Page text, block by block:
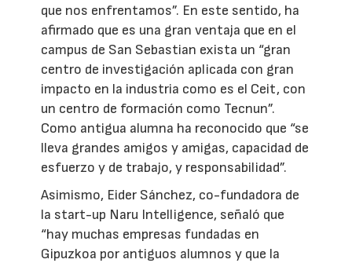
que nos enfrentamos”. En este sentido, ha
afirmado que es una gran ventaja que en el
campus de San Sebastian exista un “gran
centro de investigación aplicada con gran
impacto en la industria como es el Ceit, con
un centro de formación como Tecnun”.
Como antigua alumna ha reconocido que “se
lleva grandes amigos y amigas, capacidad de
esfuerzo y de trabajo, y responsabilidad”.
Asimismo, Eider Sánchez, co-fundadora de
la start-up Naru Intelligence, señaló que
“hay muchas empresas fundadas en
Gipuzkoa por antiguos alumnos y que la